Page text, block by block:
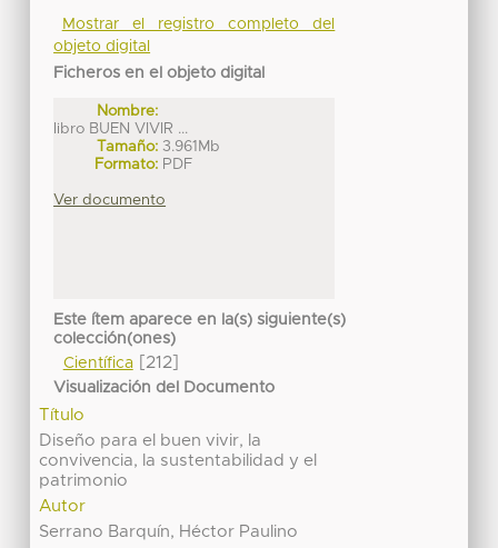
Mostrar el registro completo del
objeto digital
Ficheros en el objeto digital
Nombre:
libro BUEN VIVIR ...
Tamaño: 3.961Mb
Formato: PDF
Ver documento
Este ítem aparece en la(s) siguiente(s)
colección(ones)
Científica[212]
Visualización del Documento
Título
Diseño para el buen vivir, la
convivencia, la sustentabilidad y el
patrimonio
Autor
Serrano Barquín, Héctor Paulino